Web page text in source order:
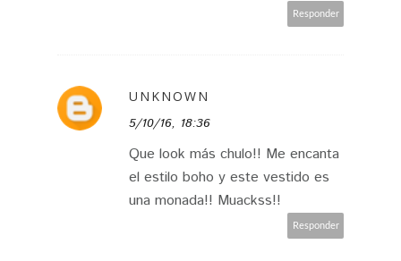
Responder
UNKNOWN
5/10/16, 18:36
Que look más chulo!! Me encanta
el estilo boho y este vestido es
una monada!! Muackss!!
Responder